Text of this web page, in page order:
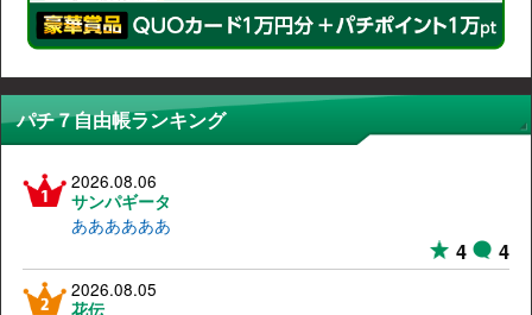
パチ７自由帳ランキング
2026.08.06
サンパギータ
ああああああ
4 4
2026.08.05
花伝